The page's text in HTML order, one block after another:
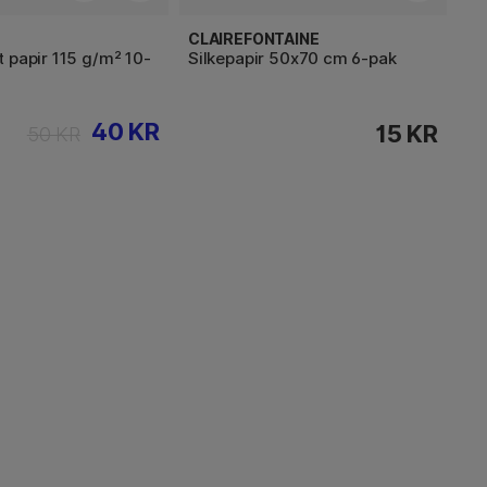
papir 115 g/m² 10-
40 KR
CLAIREFONTAINE
Silkepapir 50x70 cm 6-pak
15 KR